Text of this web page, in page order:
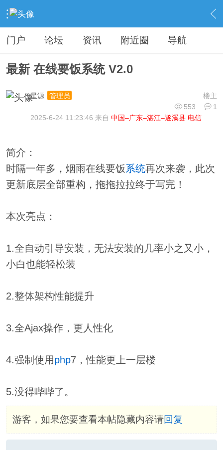
› 分类信息 › 源码模板 › 内容
门户 论坛 资讯 附近圈 导航
最新 在线要饭系统 V2.0
楼主
星源
管理员
553
1
2025-6-24 11:23:46 来自 中国–广东–湛江–遂溪县 电信
简介：
时隔一年多，烟雨在线要饭系统再次来袭，此次
更新底层全部重构，拖拖拉拉终于写完！
本次亮点：
1.全自动引导安装，无法安装的几率小之又小，
小白也能轻松装
2.整体架构性能提升
3.全Ajax操作，更人性化
4.强制使用php7，性能更上一层楼
5.没得哔哔了。
游客，如果您要查看本帖隐藏内容请回复